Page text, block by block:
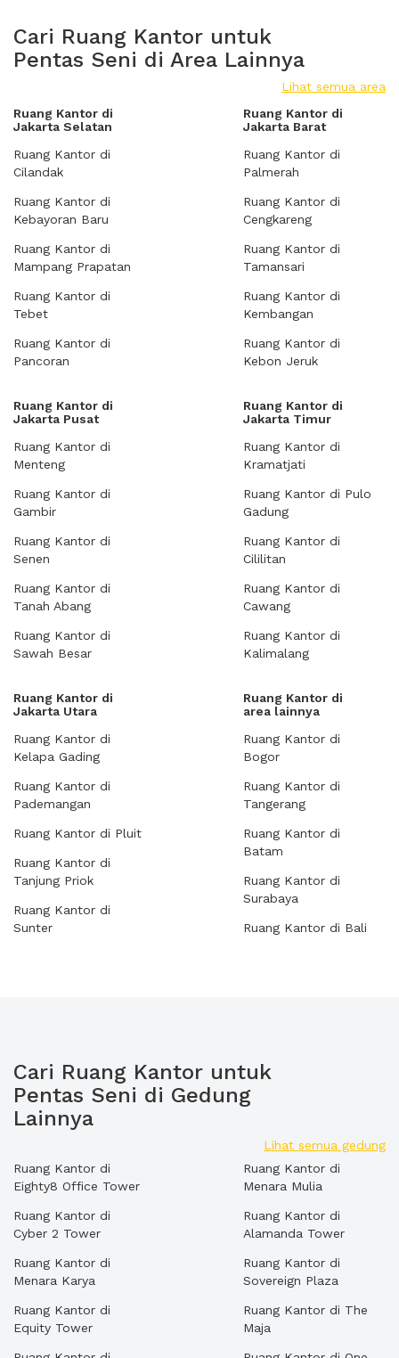
Cari Ruang Kantor untuk
Pentas Seni di Area Lainnya
Lihat semua area
Ruang Kantor di
Jakarta Selatan
Ruang Kantor di
Cilandak
Ruang Kantor di
Kebayoran Baru
Ruang Kantor di
Mampang Prapatan
Ruang Kantor di
Tebet
Ruang Kantor di
Pancoran
Ruang Kantor di
Jakarta Barat
Ruang Kantor di
Palmerah
Ruang Kantor di
Cengkareng
Ruang Kantor di
Tamansari
Ruang Kantor di
Kembangan
Ruang Kantor di
Kebon Jeruk
Ruang Kantor di
Jakarta Pusat
Ruang Kantor di
Menteng
Ruang Kantor di
Gambir
Ruang Kantor di
Senen
Ruang Kantor di
Tanah Abang
Ruang Kantor di
Sawah Besar
Ruang Kantor di
Jakarta Timur
Ruang Kantor di
Kramatjati
Ruang Kantor di Pulo
Gadung
Ruang Kantor di
Cililitan
Ruang Kantor di
Cawang
Ruang Kantor di
Kalimalang
Ruang Kantor di
Jakarta Utara
Ruang Kantor di
Kelapa Gading
Ruang Kantor di
Pademangan
Ruang Kantor di Pluit
Ruang Kantor di
Tanjung Priok
Ruang Kantor di
Sunter
Ruang Kantor di
area lainnya
Ruang Kantor di
Bogor
Ruang Kantor di
Tangerang
Ruang Kantor di
Batam
Ruang Kantor di
Surabaya
Ruang Kantor di Bali
Cari Ruang Kantor untuk
Pentas Seni di Gedung
Lainnya
Lihat semua gedung
Ruang Kantor di
Eighty8 Office Tower
Ruang Kantor di
Cyber 2 Tower
Ruang Kantor di
Menara Karya
Ruang Kantor di
Equity Tower
Ruang Kantor di
Menara Mulia
Ruang Kantor di
Alamanda Tower
Ruang Kantor di
Sovereign Plaza
Ruang Kantor di The
Maja